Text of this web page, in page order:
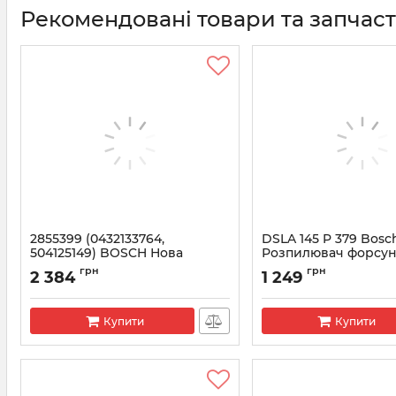
Рекомендовані товари та
2855399 (0432133764,
504125149) BOSCH Нова
форсунка в зборі
Артикул:
2 384 грн
Купити
DSLA 145 P 379
Розпилювач
0433175062 Renault
12.0
Артикул: 0 433 175 062
1 249 грн
Купити